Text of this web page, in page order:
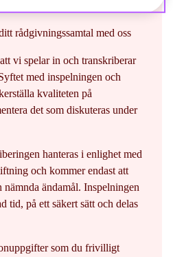
rådgivningssamtal med oss
vi spelar in och transkriberar
med inspelningen och
kvaliteten på
det som diskuteras under
hanteras i enlighet med
och kommer endast att
nämnda ändamål. Inspelningen
tid, på ett säkert sätt och delas
som du frivilligt